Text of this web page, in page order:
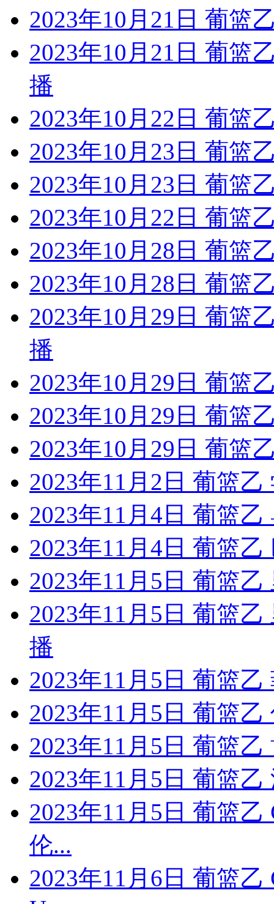
2023年10月21日 葡篮
2023年10月21日 葡篮
播
2023年10月22日 葡篮
2023年10月23日 葡篮
2023年10月23日 葡篮
2023年10月22日 葡篮
2023年10月28日 葡篮
2023年10月28日 葡篮
2023年10月29日 葡篮
播
2023年10月29日 葡篮
2023年10月29日 葡篮
2023年10月29日 葡篮
2023年11月2日 葡篮
2023年11月4日 葡篮
2023年11月4日 葡篮
2023年11月5日 葡篮
2023年11月5日 葡篮
播
2023年11月5日 葡篮
2023年11月5日 葡篮
2023年11月5日 葡篮
2023年11月5日 葡篮
2023年11月5日 葡篮
伦...
2023年11月6日 葡篮